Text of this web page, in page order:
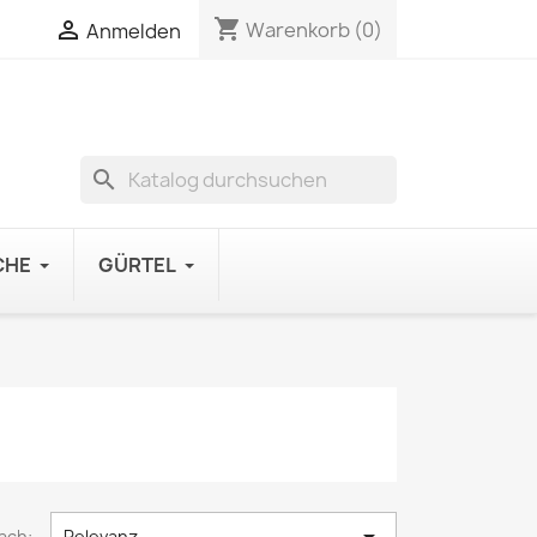
 Anmelden shopping_cart Warenkorb (0)
search
GÜRTEL